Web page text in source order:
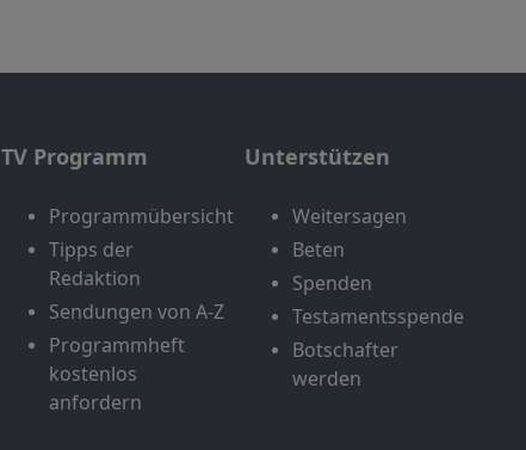
TV Programm
Programmübersicht
Tipps der
Redaktion
Sendungen von A-Z
Programmheft
kostenlos
anfordern
Unterstützen
Weitersagen
Beten
Spenden
Testamentsspende
Botschafter
werden